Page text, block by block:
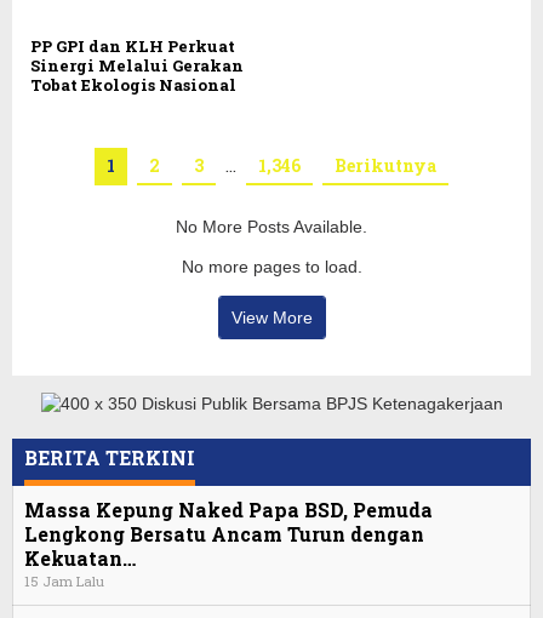
PP GPI dan KLH Perkuat
Sinergi Melalui Gerakan
Tobat Ekologis Nasional
1 2 3 … 1,346 Berikutnya
No More Posts Available.
No more pages to load.
View More
BERITA TERKINI
Massa Kepung Naked Papa BSD, Pemuda
Lengkong Bersatu Ancam Turun dengan
Kekuatan…
15 Jam Lalu